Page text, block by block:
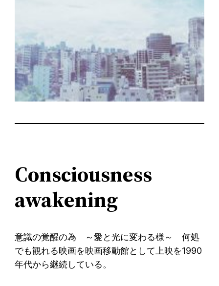
Consciousness
awakening
意識の覚醒の為 ～愛と光に変わる様～ 何処
でも観れる映画を映画移動館として上映を1990
年代から継続している。